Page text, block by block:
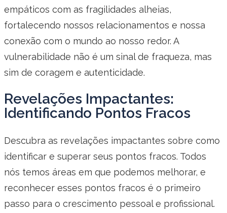
empáticos com as fragilidades alheias,
fortalecendo nossos relacionamentos e nossa
conexão com o mundo ao nosso redor. A
vulnerabilidade não é um sinal de fraqueza, mas
sim de coragem e autenticidade.
Revelações Impactantes:
Identificando Pontos Fracos
Descubra as revelações impactantes sobre como
identificar e superar seus pontos fracos. Todos
nós temos áreas em que podemos melhorar, e
reconhecer esses pontos fracos é o primeiro
passo para o crescimento pessoal e profissional.